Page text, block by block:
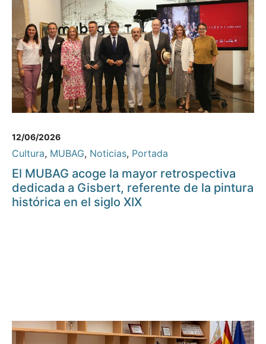
12/06/2026
Cultura, MUBAG, Noticias, Portada
El MUBAG acoge la mayor retrospectiva
dedicada a Gisbert, referente de la pintura
histórica en el siglo XIX